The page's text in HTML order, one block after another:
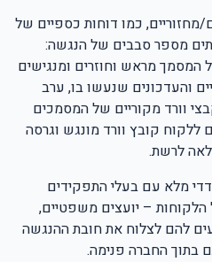
מחזוריים, כמו דוחות כספיים של
מספר סבבים של הנגשה:
מראש וחוזרים ומנגישים
והעדכונים שנעשו בו, ערב
וורד מקוריים של המסמכים
ללקוח קובץ וורד מונגש וגרסה
מלא עם בעלי התפקידים
– יועצים משפטיים,
להם לצלוח את חובת ההנגשה
בתוך החברה פנימה.